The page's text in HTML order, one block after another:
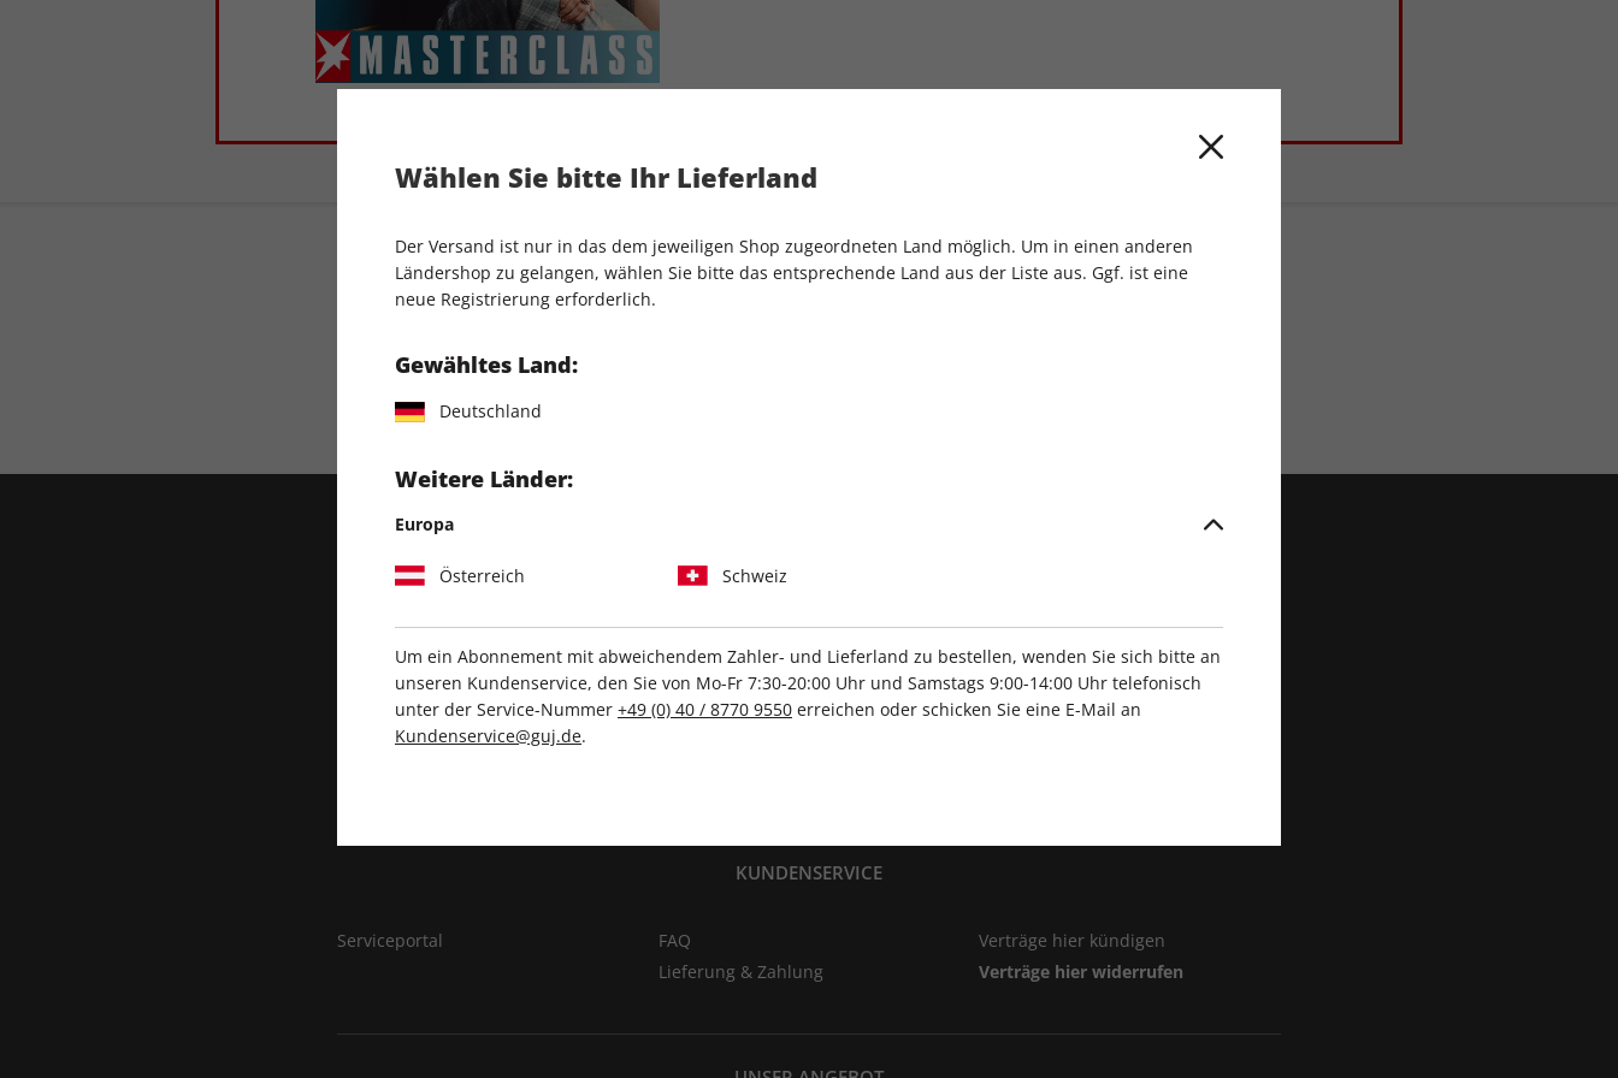
IHRE ABO-VORTEILE
Direkt vom Verlag
KUNDENSERVICE
Serviceportal
FAQ
Lieferung & Zahlung
Verträge hier kündigen
Verträge hier widerrufen
Wählen Sie bitte Ihr Lieferland
Der Versand ist nur in das dem jeweiligen Shop zugeordneten Land möglich. Um in einen anderen
Ländershop zu gelangen, wählen Sie bitte das entsprechende Land aus der Liste aus. Ggf. ist eine
neue Registrierung erforderlich.
Gewähltes Land:
Deutschland
Weitere Länder:
Europa
Österreich Schweiz
Um ein Abonnement mit abweichendem Zahler- und Lieferland zu bestellen, wenden Sie sich bitte an
unseren Kundenservice, den Sie von Mo-Fr 7:30-20:00 Uhr und Samstags 9:00-14:00 Uhr telefonisch
unter der Service-Nummer +49 (0) 40 / 8770 9550 erreichen oder schicken Sie eine E-Mail an
Kundenservice@guj.de.